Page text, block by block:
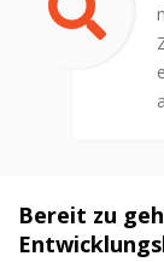
Bereit zu